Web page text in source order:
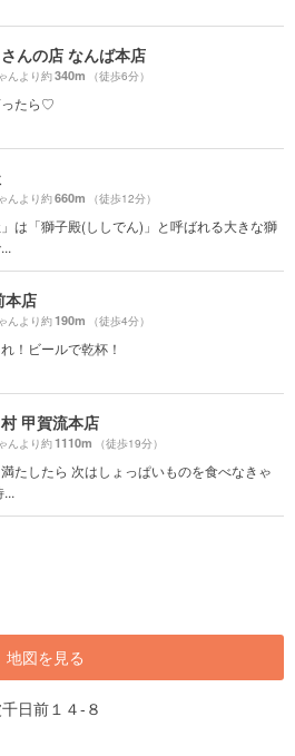
んの店 なんば本店
んより約340m （徒歩6分）
ったら♡
んより約660m （徒歩12分）
」は「獅子殿(ししでん)」と呼ばれる大きな獅
本店
んより約190m （徒歩4分）
！ビールで乾杯！
甲賀流本店
んより約1110m （徒歩19分）
たしたら 次はしょっぱいものを食べなきゃ
地図を見る
日前１４-８